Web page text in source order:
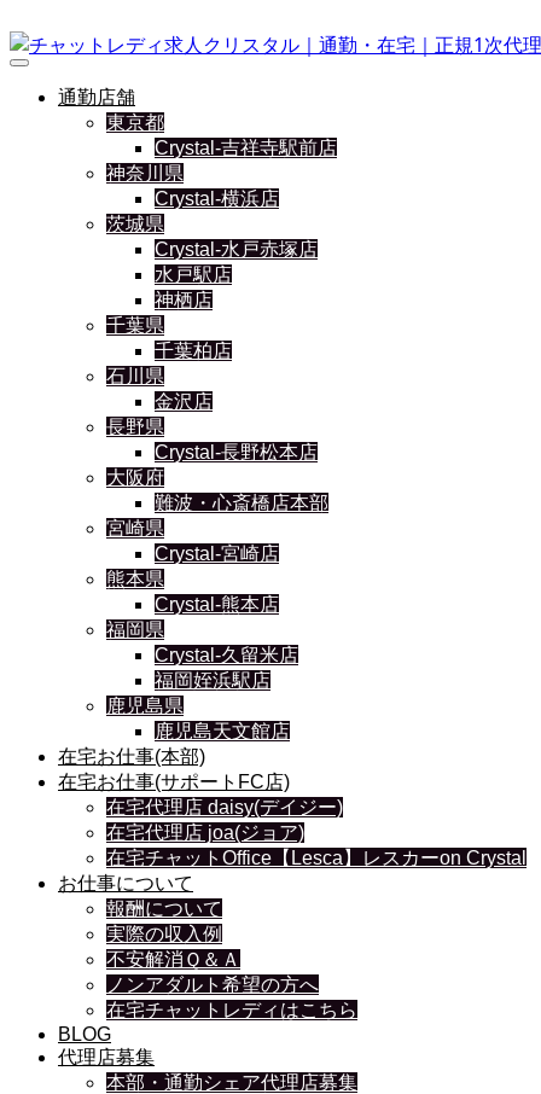
通勤店舗
東京都
Crystal-吉祥寺駅前店
神奈川県
Crystal-横浜店
茨城県
Crystal-水戸赤塚店
水戸駅店
神栖店
千葉県
千葉柏店
石川県
金沢店
長野県
Crystal-長野松本店
大阪府
難波・心斎橋店本部
宮崎県
Crystal-宮崎店
熊本県
Crystal-熊本店
福岡県
Crystal-久留米店
福岡姪浜駅店
鹿児島県
鹿児島天文館店
在宅お仕事(本部)
在宅お仕事(サポートFC店)
在宅代理店 daisy(デイジー)
在宅代理店 joa(ジョア)
在宅チャットOffice【Lesca】レスカーon Crystal
お仕事について
報酬について
実際の収入例
不安解消Ｑ＆Ａ
ノンアダルト希望の方へ
在宅チャットレディはこちら
BLOG
代理店募集
本部・通勤シェア代理店募集